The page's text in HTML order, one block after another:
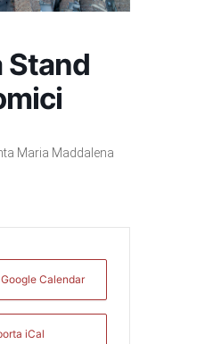
Stand
Maria Maddalena
Calendar
iCal